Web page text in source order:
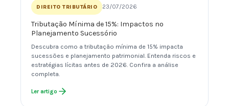
DIREITO TRIBUTÁRIO 23/07/2026
Tributação Mínima de 15%: Impactos no
Planejamento Sucessório
Descubra como a tributação mínima de 15% impacta
sucessões e planejamento patrimonial. Entenda riscos e
estratégias lícitas antes de 2026. Confira a análise
completa.
Ler artigo